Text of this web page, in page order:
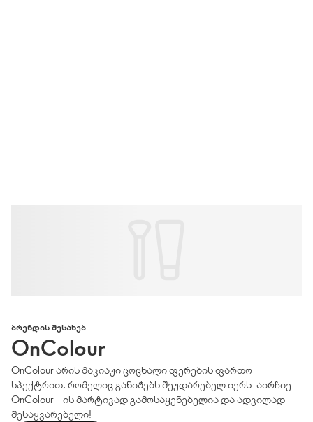
ᲑᲠᲔᲜᲓᲘᲡ ᲨᲔᲡᲐᲮᲔᲑ
OnColour
OnColour არის მაკიაჟი ცოცხალი ფერების ფართო
სპექტრით, რომელიც განიჭებს შეუდარებელ იერს. აირჩიე
OnColour – ის მარტივად გამოსაყენებელია და ადვილად
შესაყვარებელი!